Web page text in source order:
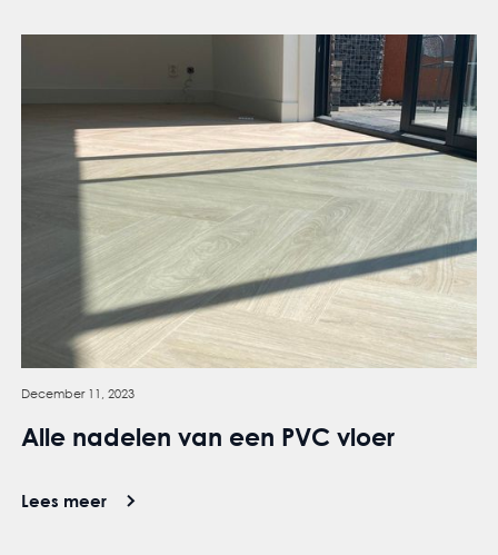
December 11, 2023
Alle nadelen van een PVC vloer
Lees meer